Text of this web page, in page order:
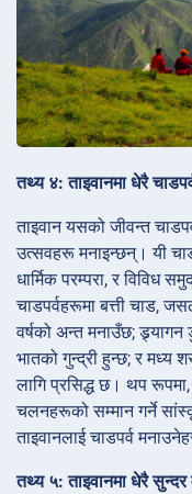
तथ्य ४: ताइवानमा धेरै
ताइवान यसको जीवन्त
उत्सवहरू मनाइन्छन्। यी
धार्मिक परम्परा, र विविध
चाडपर्वहरूमा बत्ती चाड,
वर्षको अन्त मनाउँछ;
भातको गुन्द्री हुन्छ; र मध्य
लागि प्रसिद्ध छ। थप
चलनहरूको सम्मान गर्ने
ताइवानलाई चाडपर्व
तथ्य ५: ताइवानमा धेरै